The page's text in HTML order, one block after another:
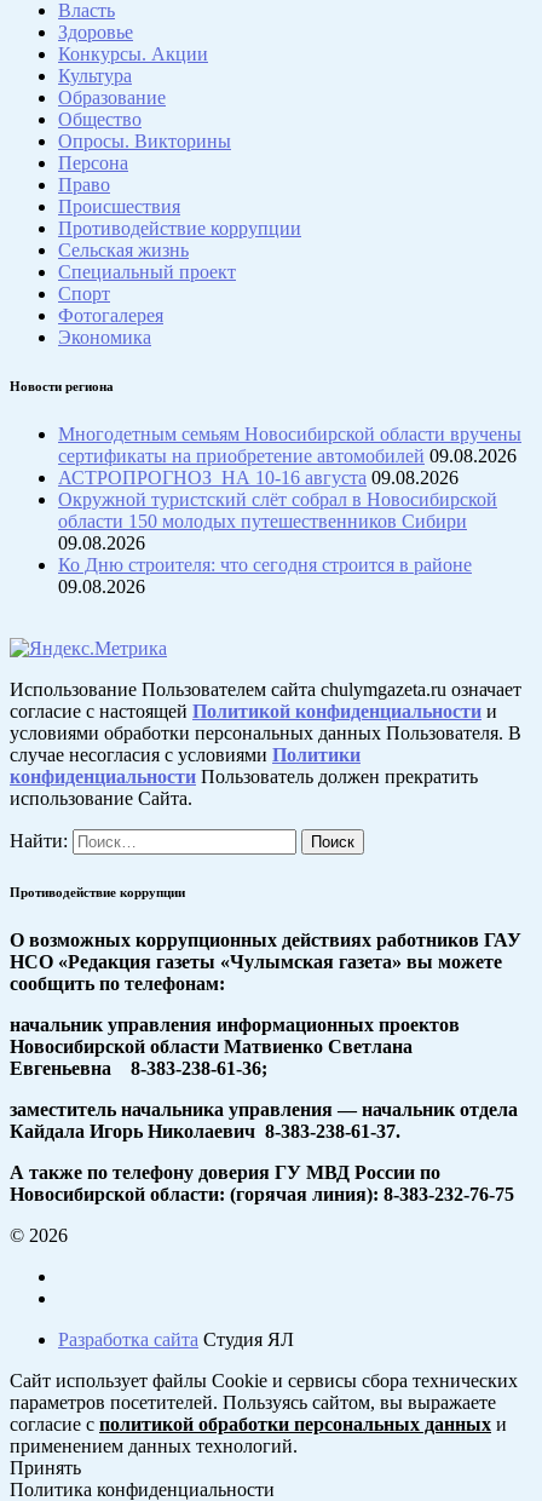
Власть
Здоровье
Конкурсы. Акции
Культура
Образование
Общество
Опросы. Викторины
Персона
Право
Происшествия
Противодействие коррупции
Сельская жизнь
Специальный проект
Спорт
Фотогалерея
Экономика
Новости региона
Многодетным семьям Новосибирской области вручены
сертификаты на приобретение автомобилей 09.08.2026
АСТРОПРОГНОЗ НА 10-16 августа 09.08.2026
Окружной туристский слёт собрал в Новосибирской
области 150 молодых путешественников Сибири
09.08.2026
Ко Дню строителя: что сегодня строится в районе
09.08.2026
Использование Пользователем сайта chulymgazeta.ru означает
согласие с настоящей Политикой конфиденциальности и
условиями обработки персональных данных Пользователя. В
случае несогласия с условиями Политики
конфиденциальности Пользователь должен прекратить
использование Сайта.
Найти:
Противодействие коррупции
О возможных коррупционных действиях работников ГАУ
НСО «Редакция газеты «Чулымская газета» вы можете
сообщить по телефонам:
начальник управления информационных проектов
Новосибирской области Матвиенко Светлана
Евгеньевна 8-383-238-61-36;
заместитель начальника управления — начальник отдела
Кайдала Игорь Николаевич 8-383-238-61-37.
А также по телефону доверия ГУ МВД России по
Новосибирской области: (горячая линия): 8-383-232-76-75
© 2026
Разработка сайта Студия ЯЛ
Сайт использует файлы Cookie и сервисы сбора технических
параметров посетителей. Пользуясь сайтом, вы выражаете
согласие с политикой обработки персональных данных и
применением данных технологий.
Принять
Политика конфиденциальности